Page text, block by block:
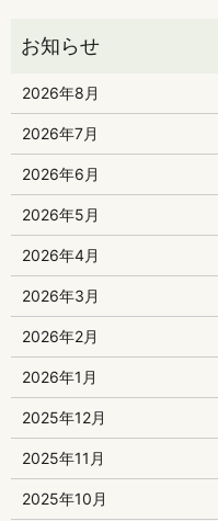
2026年8月
2026年7月
2026年6月
2026年5月
2026年4月
2026年3月
2026年2月
2026年1月
2025年12月
2025年11月
2025年10月